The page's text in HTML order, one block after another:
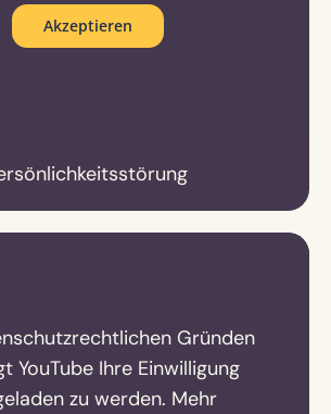
Akzeptieren
Gründen
YouTube Ihre Einwilligung
zu werden. Mehr